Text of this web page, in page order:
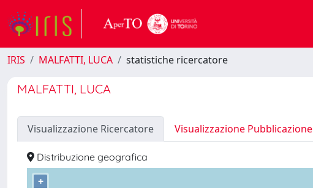
IRIS MALFATTI, LUCA statistiche ricercatore
MALFATTI, LUCA
Visualizzazione Ricercatore Visualizzazione Pubblicazione
Distribuzione geografica
+